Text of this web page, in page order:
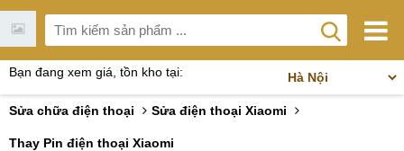
Bạn đang xem giá, tồn kho tại:
Sửa chữa điện thoại Sửa điện thoại Xiaomi
Thay Pin điện thoại Xiaomi